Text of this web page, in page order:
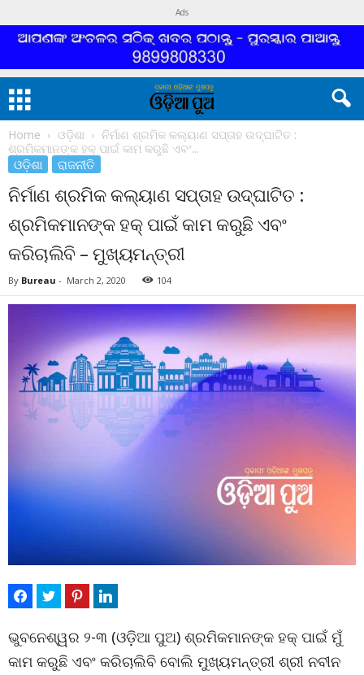
Ads
Home ଓଡ଼ିଶା
ନିର୍ମାଣ ଶ୍ରମିକ କଲ୍ୟାଣ ସପ୍ତାହ ଉଦ୍‌ଘାଟିତ :
ଶ୍ରମିକମାନଙ୍କ ହକ୍ ପାଇଁ କାମ କରୁଛି ଏବଂ...
ଓଡ଼ିଶା ରାଜନୀତି
ନିର୍ମାଣ ଶ୍ରମିକ କଲ୍ୟାଣ ସପ୍ତାହ ଉଦ୍‌ଘାଟିତ :
ଶ୍ରମିକମାନଙ୍କ ହକ୍ ପାଇଁ କାମ କରୁଛି ଏବଂ
କରିଚାଲିବି – ମୁଖ୍ୟମନ୍ତ୍ରୀ
By Bureau - March 2, 2020 104
ଭୁବନେଶ୍ୱର ୨-୩ (ଓଡ଼ିଆ ପୁଅ) ଶ୍ରମିକମାନଙ୍କ ହକ୍ ପାଇଁ ମୁଁ
କାମ କରୁଛି ଏବଂ କରିଚାଲିବି ବୋଲି ମୁଖ୍ୟମନ୍ତ୍ରୀ ଶ୍ରୀ ନବୀନ